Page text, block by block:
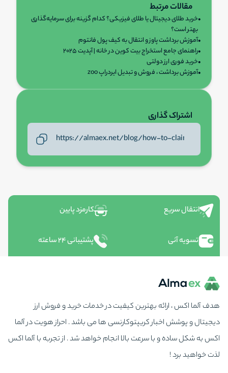
مقالات مرتبط
•خرید طلای دیجیتال یا طلای فیزیکی؟ کدام گزینه برای سرمایه‌گذاری
بهتر است؟
•آموزش برداشت پاوز و انتقال به کیف پول فانتوم
•راهنمای جامع استخراج بیت کوین در خانه | آپدیت ۲۰۲۵
•خرید فوری ارز دولتی
•آموزش برداشت ، فروش و تبدیل ایردراپ zoo
اشتراک گذاری
انتقال سریع کارمزد پایین
تسویه آنی پشتیبانی ۲۴ ساعته
هدف آلما اکس ، ارائه بهترین کیفیت در خدمات خرید و فروش ارز
دیجیتال و پوشش اخبار کریپتوکارنسی ها می باشد . احراز هویت در آلما
اکس به شکل ساده و با سرعت بالا انجام خواهد شد . از تجربه با آلما اکس
لذت خواهید برد !